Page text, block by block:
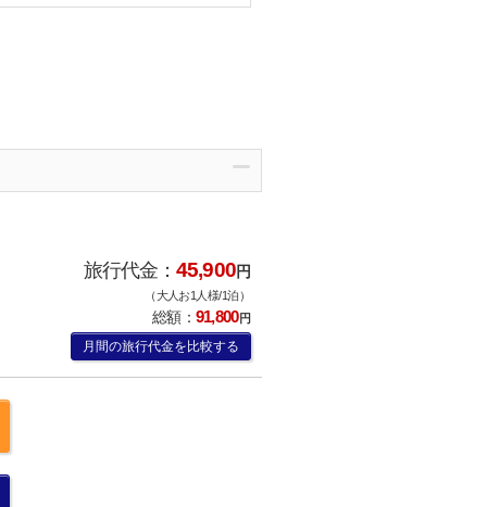
旅行代金：45,900円
（大人お1人様/1泊）
総額： 91,800円
月間の旅行代金を比較する